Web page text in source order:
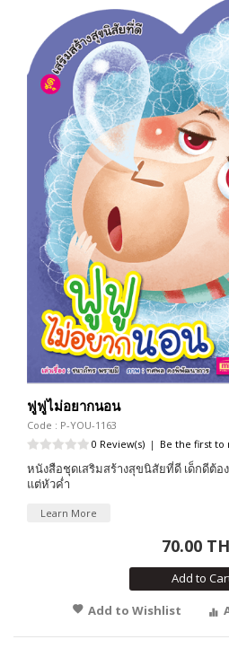
ฟูฟูไม่อยากนอน
Code : P-YOU-1163
0 Review(s) | Be the first to
หนังสือชุดเสริมสร้างสุขนิสัยที่ดี เด็กดีต้อ
แต่หัวค่ำ
Learn More
70.00
Add to
Add to Wishlist